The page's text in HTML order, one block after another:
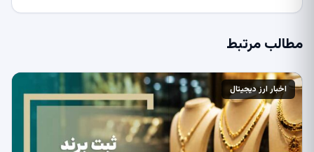
مطالب مرتبط
اخبار ارز دیجیتال